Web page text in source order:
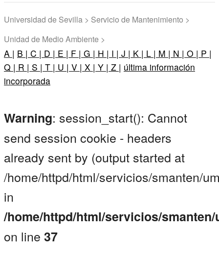
Universidad de Sevilla > Servicio de Mantenimiento >
Unidad de Medio Ambiente >
A | B | C | D | E | F | G | H | I | J | K | L | M | N | O | P |
Q | R | S | T | U | V | X | Y | Z | última información
incorporada
Warning: session_start(): Cannot
send session cookie - headers
already sent by (output started at
/home/httpd/html/servicios/smanten/
in
/home/httpd/html/servicios/
on line 37